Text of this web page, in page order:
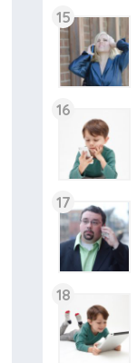
15
16
17
18